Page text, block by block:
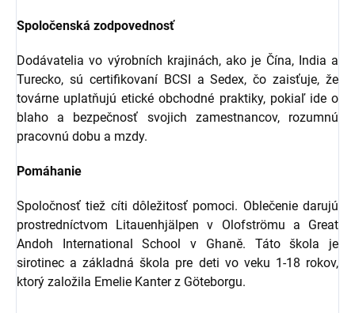
Spoločenská zodpovednosť
Dodávatelia vo výrobních krajinách, ako je Čína, India a
Turecko, sú certifikovaní BCSI a Sedex, čo zaisťuje, že
továrne uplatňujú etické obchodné praktiky, pokiaľ ide o
blaho a bezpečnosť svojich zamestnancov, rozumnú
pracovnú dobu a mzdy.
Pomáhanie
Spoločnosť tiež cíti dôležitosť pomoci. Oblečenie darujú
prostredníctvom Litauenhjälpen v Olofströmu a Great
Andoh International School v Ghaně. Táto škola je
sirotinec a základná škola pre deti vo veku 1-18 rokov,
ktorý založila Emelie Kanter z Göteborgu.